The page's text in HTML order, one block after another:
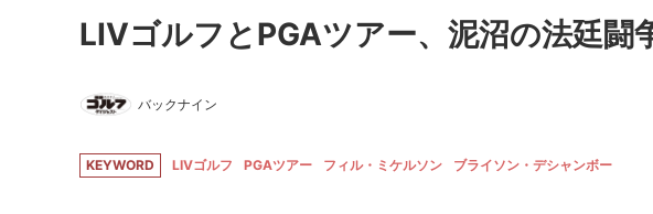
LIVゴルフとPGAツアー、泥沼の法廷闘
バックナイン
KEYWORD LIVゴルフ PGAツアー フィル・ミケルソン ブライソン・デシャンボー